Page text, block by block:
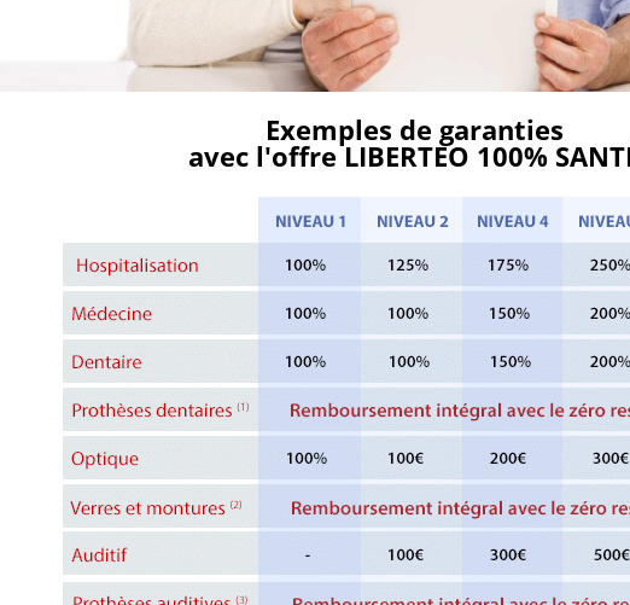
Exemples de garanties
avec l'offre LIBERTEO 100%